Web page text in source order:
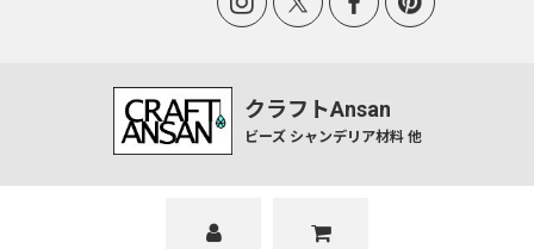
クラフトAnsan
ビーズ シャンデリア材料 他